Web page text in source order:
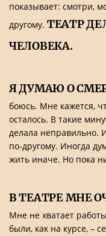
показывает: смотри,
другому. ТЕАТР
ЧЕЛОВЕКА.
Я ДУМАЮ О
боюсь. Мне кажется,
осталось. В такие
делала неправильно.
по-другому. Иногда
жить иначе. Но пока
В ТЕАТРЕ МНЕ
Мне не хватает
были, как на курсе, –